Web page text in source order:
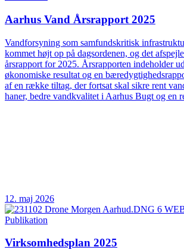
Aarhus Vand Årsrapport 2025
Vandforsyning som samfundskritisk
kommet højt op på dagsordenen, og det
årsrapport for 2025. Årsrapporten indeholder
økonomiske resultat og en
af en række tiltag, der fortsat skal sikre rent
haner, bedre vandkvalitet i Aarhus Bugt og en
12. maj 2026
Publikation
Virksomhedsplan 2025